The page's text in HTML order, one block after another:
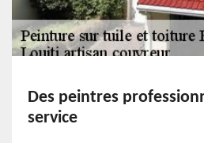
Des peintres
service